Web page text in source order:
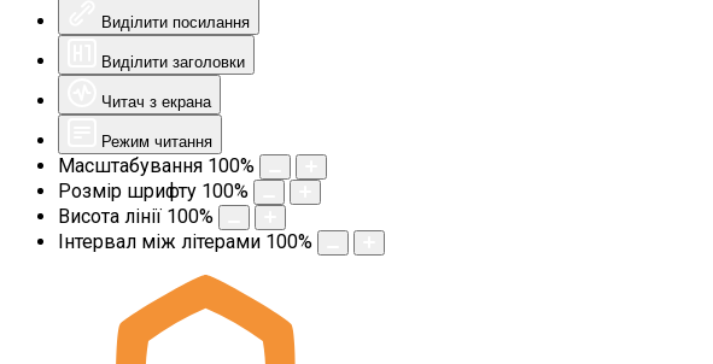
Виділити посилання
Виділити заголовки
Читач з екрана
Режим читання
Масштабування 100%
Розмір шрифту 100%
Висота лінії 100%
Інтервал між літерами 100%